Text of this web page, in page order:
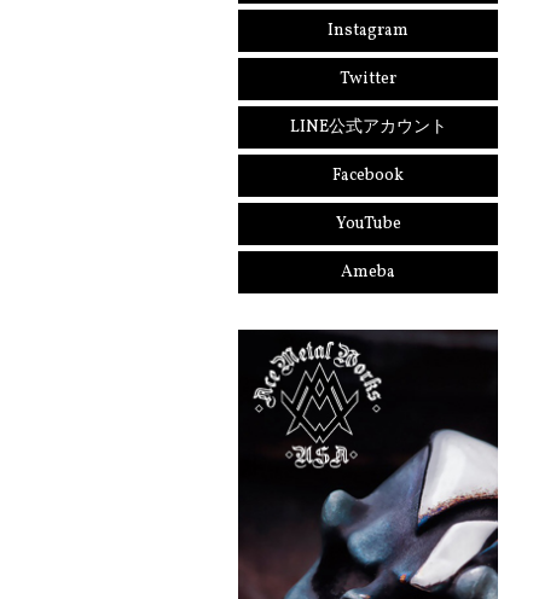
Instagram
Twitter
LINE公式アカウント
Facebook
YouTube
Ameba